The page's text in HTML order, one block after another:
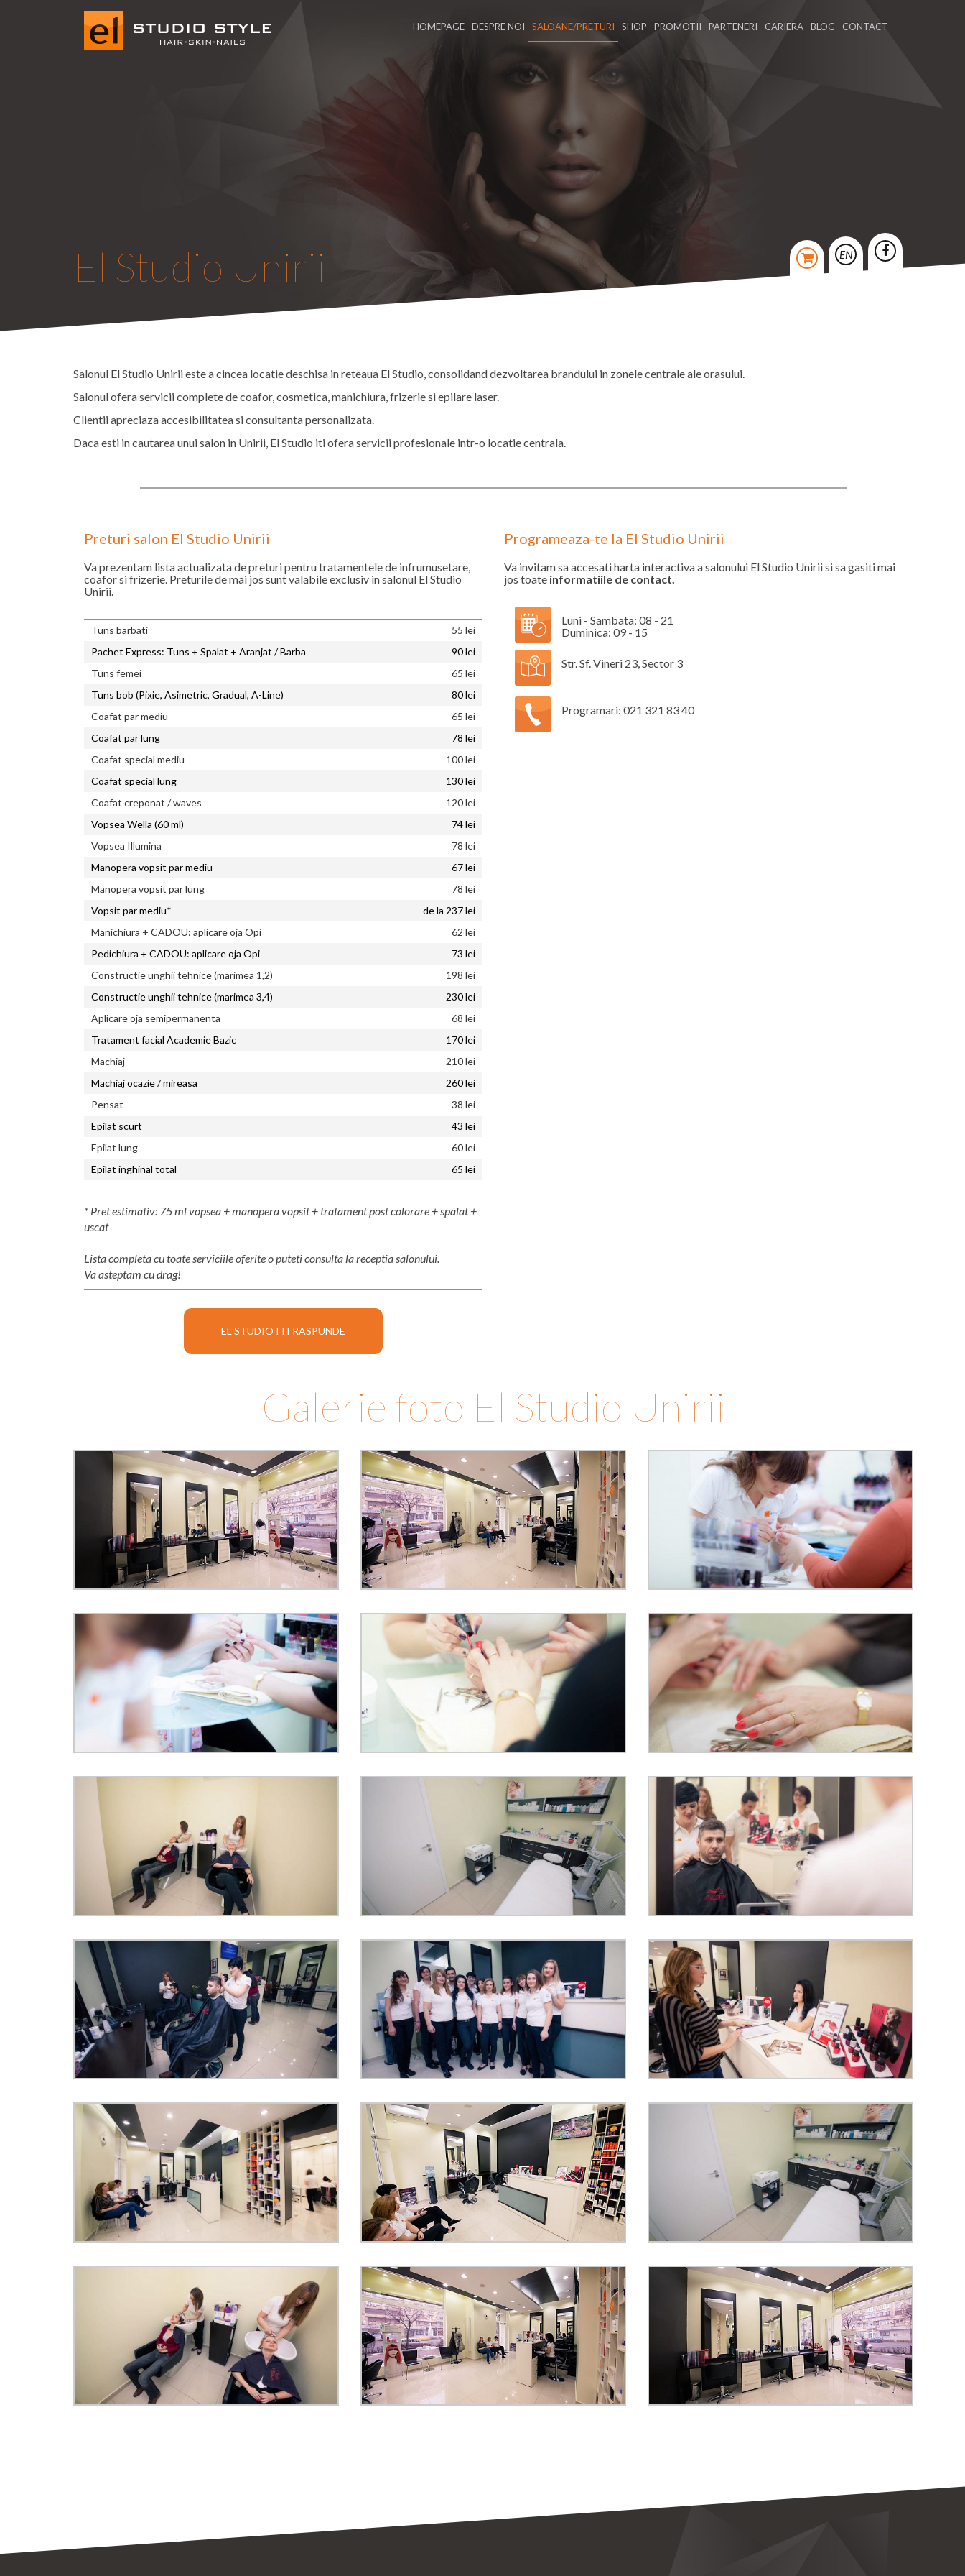
HOMEPAGE(CURRENT)
DESPRE NOI SALOANE/PRETURI SHOP PROMOTII PARTENERI CARIERA BLOG CONTACT
EN
El Studio Unirii
Salonul El Studio Unirii este a cincea locatie deschisa in reteaua El Studio, consolidand dezvoltarea brandului in zonele centrale ale orasului.
Salonul ofera servicii complete de coafor, cosmetica, manichiura, frizerie si epilare laser.
Clientii apreciaza accesibilitatea si consultanta personalizata.
Daca esti in cautarea unui salon in Unirii, El Studio iti ofera servicii profesionale intr-o locatie centrala.
Preturi salon El Studio Unirii
Va prezentam lista actualizata de preturi pentru tratamentele de infrumusetare,
coafor si frizerie. Preturile de mai jos sunt valabile exclusiv in salonul El Studio
Unirii.
Tuns barbati
55 lei
Pachet Express: Tuns + Spalat + Aranjat / Barba
90 lei
Tuns femei
65 lei
Tuns bob (Pixie, Asimetric, Gradual, A-Line)
80 lei
Coafat par mediu
65 lei
Coafat par lung
78 lei
Coafat special mediu
100 lei
Coafat special lung
130 lei
Coafat creponat / waves
120 lei
Vopsea Wella (60 ml)
74 lei
Vopsea Illumina
78 lei
Manopera vopsit par mediu
67 lei
Manopera vopsit par lung
78 lei
Vopsit par mediu*
de la 237 lei
Manichiura + CADOU: aplicare oja Opi
62 lei
Pedichiura + CADOU: aplicare oja Opi
73 lei
Constructie unghii tehnice (marimea 1,2)
198 lei
Constructie unghii tehnice (marimea 3,4)
230 lei
Aplicare oja semipermanenta
68 lei
Tratament facial Academie Bazic
170 lei
Machiaj
210 lei
Machiaj ocazie / mireasa
260 lei
Pensat
38 lei
Epilat scurt
43 lei
Epilat lung
60 lei
Epilat inghinal total
65 lei
* Pret estimativ: 75 ml vopsea + manopera vopsit + tratament post colorare + spalat +
uscat
Lista completa cu toate serviciile oferite o puteti consulta la receptia salonului.
Va asteptam cu drag!
EL STUDIO ITI RASPUNDE
Programeaza-te la El Studio Unirii
Va invitam sa accesati harta interactiva a salonului El Studio Unirii si sa gasiti mai
jos toate informatiile de contact.
Luni - Sambata: 08 - 21
Duminica: 09 - 15
Str. Sf. Vineri 23, Sector 3
Programari: 021 321 83 40
Galerie foto El Studio Unirii